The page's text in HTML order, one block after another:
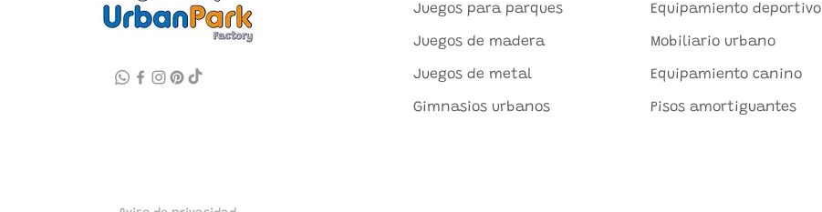
Juegos para parques
Juegos de madera
Juegos de metal
Gimnasios urbanos
Equipamiento deportivo
Mobiliario urbano
Equipamiento canino
Pisos amortiguantes